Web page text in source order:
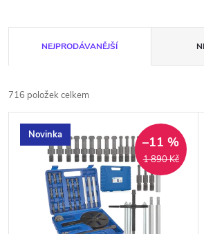
a
z
e
NEJPRODÁVANĚJŠÍ
716 položek celkem
VNovinka
1 890 Kč
–11 %